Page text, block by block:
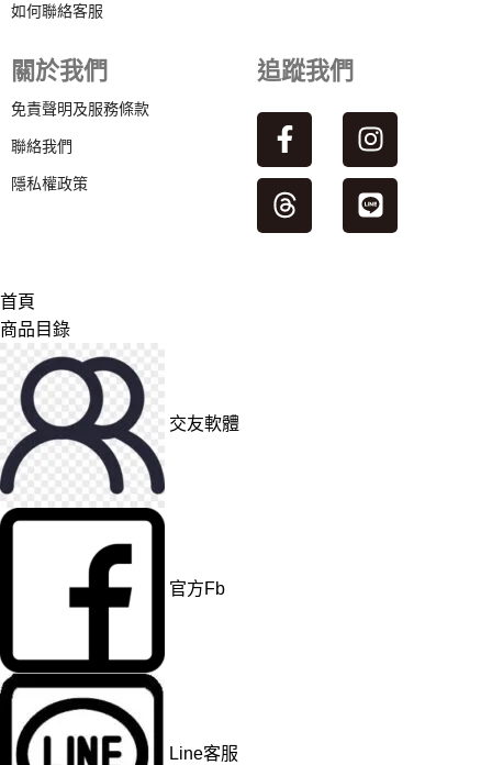
如何聯絡客服
關於我們
免責聲明及服務條款
聯絡我們
隱私權政策
追蹤我們
首頁
商品目錄
交友軟體
官方Fb
Line客服